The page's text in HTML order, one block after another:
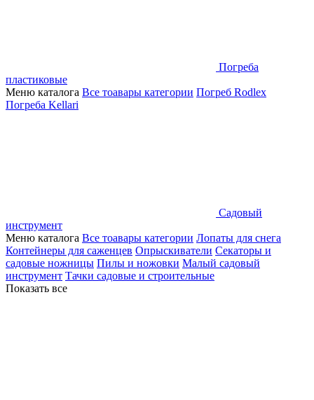
Погреба
пластиковые
Меню каталога Все тоавары категории Погреб Rodlex
Погреба Kellari
Садовый
инструмент
Меню каталога Все тоавары категории Лопаты для снега
Контейнеры для саженцев Опрыскиватели Секаторы и
садовые ножницы Пилы и ножовки Малый садовый
инструмент Тачки садовые и строительные
Показать все